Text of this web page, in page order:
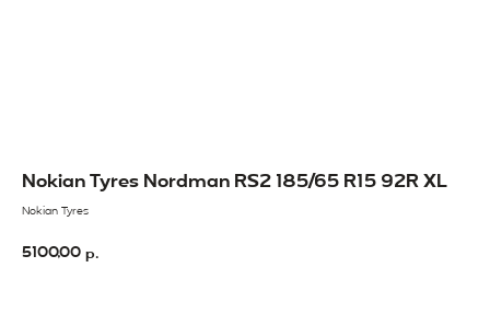
Nokian Tyres Nordman RS2 185/65 R15 92R XL
Nokian Tyres
5100,00 р.